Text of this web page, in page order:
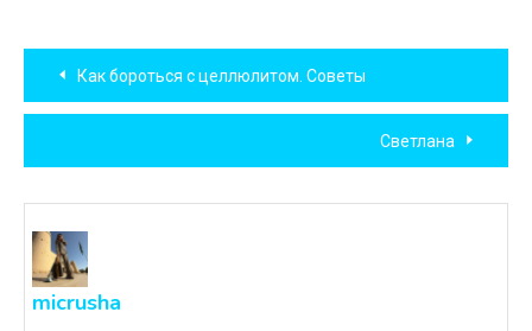
Навигация
по
записям
Как бороться с целлюлитом. Советы
Светлана
micrusha